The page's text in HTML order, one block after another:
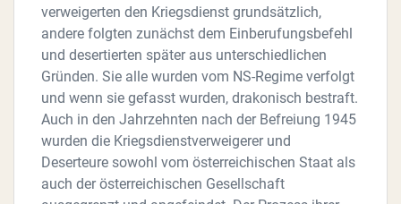
verweigerten den Kriegsdienst grundsätzlich,
andere folgten zunächst dem Einberufungsbefehl
und desertierten später aus unterschiedlichen
Gründen. Sie alle wurden vom NS-Regime verfolgt
und wenn sie gefasst wurden, drakonisch bestraft.
Auch in den Jahrzehnten nach der Befreiung 1945
wurden die Kriegsdienstverweigerer und
Deserteure sowohl vom österreichischen Staat als
auch der österreichischen Gesellschaft